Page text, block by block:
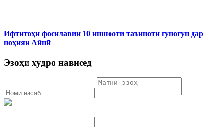
Ифтитоҳи фосилавии 10 иншооти таъиноти гуногун дар
ноҳияи Айнӣ
Эзоҳи худро нависед